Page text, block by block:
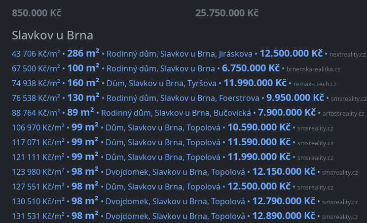
850.000 Kč 25.750.000 Kč
Slavkov u Brna
43 706 Kč/m² • 286 m² • Rodinný dům, Slavkov u Brna, Jiráskova • 12.500.000 Kč • nextreality.cz
67 500 Kč/m² • 100 m² • Rodinný dům, Slavkov u Brna • 6.750.000 Kč • brnenskarealitka.cz
74 938 Kč/m² • 160 m² • Dům, Slavkov u Brna, Tyršova • 11.990.000 Kč • remax-czech.cz
76 538 Kč/m² • 130 m² • Rodinný dům, Slavkov u Brna, Foerstrova • 9.950.000 Kč • smsreality.cz
88 764 Kč/m² • 89 m² • Rodinný dům, Slavkov u Brna, Bučovická • 7.900.000 Kč • artossreality.cz
106 970 Kč/m² • 99 m² • Dům, Slavkov u Brna, Topolová • 10.590.000 Kč • smsreality.cz
117 071 Kč/m² • 99 m² • Dům, Slavkov u Brna, Topolová • 11.590.000 Kč • smsreality.cz
121 111 Kč/m² • 99 m² • Dům, Slavkov u Brna, Topolová • 11.990.000 Kč • smsreality.cz
123 980 Kč/m² • 98 m² • Dvojdomek, Slavkov u Brna, Topolová • 12.150.000 Kč • smsreality.cz
127 551 Kč/m² • 98 m² • Dům, Slavkov u Brna, Topolová • 12.500.000 Kč • smsreality.cz
130 510 Kč/m² • 98 m² • Dvojdomek, Slavkov u Brna, Topolová • 12.790.000 Kč • smsreality.cz
131 531 Kč/m² • 98 m² • Dvojdomek, Slavkov u Brna, Topolová • 12.890.000 Kč • smsreality.cz